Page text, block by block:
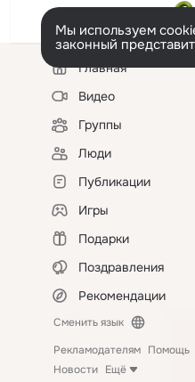
Мы используем
законный
Левая
колонкаГлавная
Видео
Группы
Люди
Публикации
Игры
Подарки
Поздравления
Рекомендации
Сменить язык
Рекламодателям Помощь
Новости Ещё